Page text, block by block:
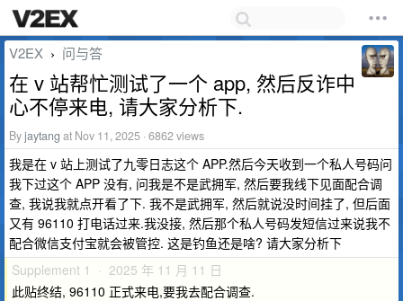
V2EX › 问与答
在 v 站帮忙测试了一个 app, 然后反诈中
心不停来电, 请大家分析下.
Byjaytang at Nov 11, 2025 · 6862 views
我是在 v 站上测试了九零日志这个 APP.然后今天收到一个私人号码问
我下过这个 APP 没有, 问我是不是武拥军, 然后要我线下见面配合调
查, 我说我就点开看了下. 我不是武拥军, 然后就说没时间挂了, 但后面
又有 96110 打电话过来.我没接, 然后那个私人号码发短信过来说我不
配合微信支付宝就会被管控. 这是钓鱼还是啥? 请大家分析下
Supplement 1 · 2025 年 11 月 11 日
此贴终结, 96110 正式来电,要我去配合调查.